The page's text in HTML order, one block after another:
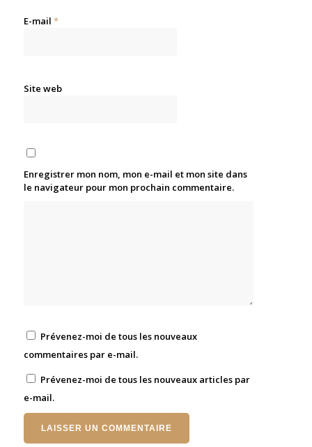
E-mail *
Site web
Enregistrer mon nom, mon e-mail et mon site dans
le navigateur pour mon prochain commentaire.
Prévenez-moi de tous les nouveaux
commentaires par e-mail.
Prévenez-moi de tous les nouveaux articles par
e-mail.